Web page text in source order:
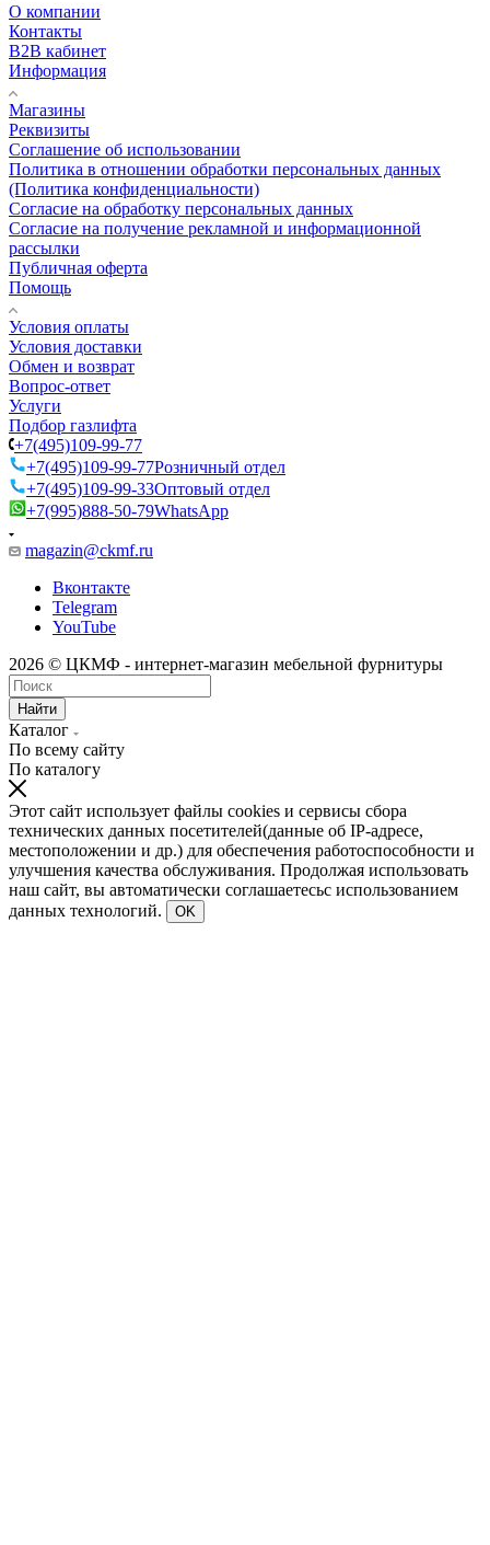
О компании
Контакты
B2B кабинет
Информация
Магазины
Реквизиты
Соглашение об использовании
Политика в отношении обработки персональных данных
(Политика конфиденциальности)
Согласие на обработку персональных данных
Согласие на получение рекламной и информационной
рассылки
Публичная оферта
Помощь
Условия оплаты
Условия доставки
Обмен и возврат
Вопрос-ответ
Услуги
Подбор газлифта
+7(495)109-99-77
+7(495)109-99-77Розничный отдел
+7(495)109-99-33Оптовый отдел
+7(995)888-50-79WhatsApp
magazin@ckmf.ru
Вконтакте
Telegram
YouTube
2026 © ЦКМФ - интернет-магазин мебельной фурнитуры
Найти
Каталог
По всему сайту
По каталогу
Этот сайт использует файлы cookies и сервисы сбора
технических данных посетителей(данные об IP-адресе,
местоположении и др.) для обеспечения работоспособности и
улучшения качества обслуживания. Продолжая использовать
наш сайт, вы автоматически соглашаетесьс использованием
данных технологий.
OK